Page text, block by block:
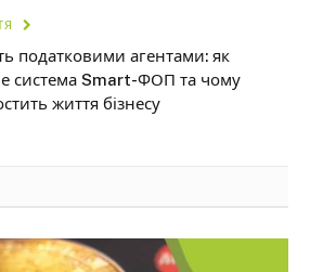
податковими агентами: як
система Smart-ФОП та чому
життя бізнесу